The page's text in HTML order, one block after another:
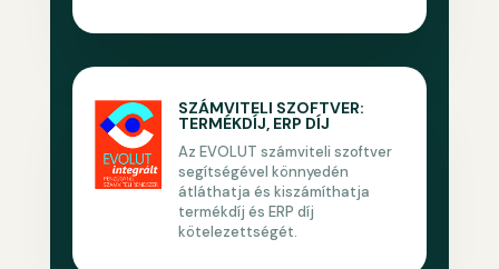
SZÁMVITELI SZOFTVER:
TERMÉKDÍJ, ERP DÍJ
Az EVOLUT számviteli szoftver
segítségével könnyedén
átláthatja és kiszámíthatja
termékdíj és ERP díj
kötelezettségét.